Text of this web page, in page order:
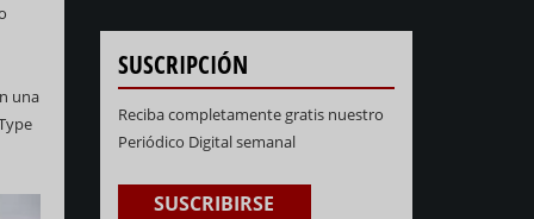
una
SUSCRIPCIÓN
Reciba completamente gratis nuestro
Periódico Digital semanal
SUSCRIBIRSE